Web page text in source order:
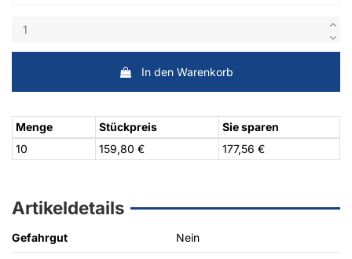
In den Warenkorb
Menge Stückpreis
Sie sparen
10
159,80 € 177,56 €
Artikeldetails
Gefahrgut Nein